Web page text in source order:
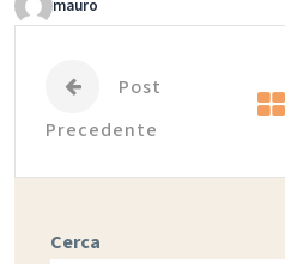
mauro
Post
Precedente
Cerca